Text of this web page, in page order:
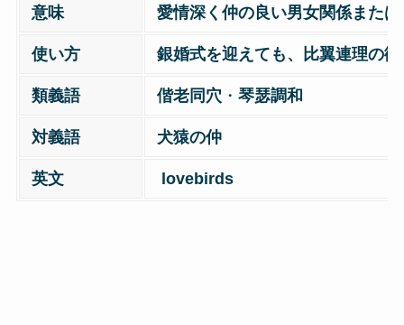
意味 愛情深く仲の良い男女関係また
使い方 銀婚式を迎えても、比翼連理の
類義語 偕老同穴 ・琴瑟調和
対義語 犬猿の仲
英文 lovebirds